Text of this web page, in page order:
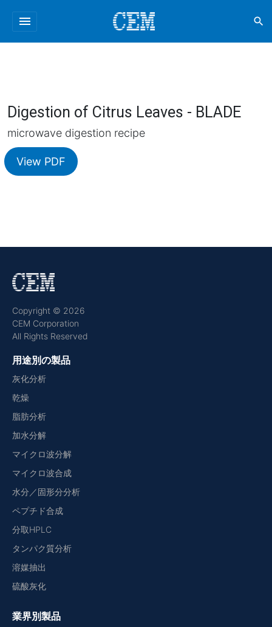
menu search
Digestion of Citrus Leaves - BLADE
microwave digestion recipe
View PDF
Copyright © 2026
CEM Corporation
All Rights Reserved
用途別の製品
灰化分析
乾燥
脂肪分析
加水分解
マイクロ波分解
マイクロ波合成
水分／固形分分析
ペプチド合成
分取HPLC
タンパク質分析
溶媒抽出
硫酸灰化
業界別製品